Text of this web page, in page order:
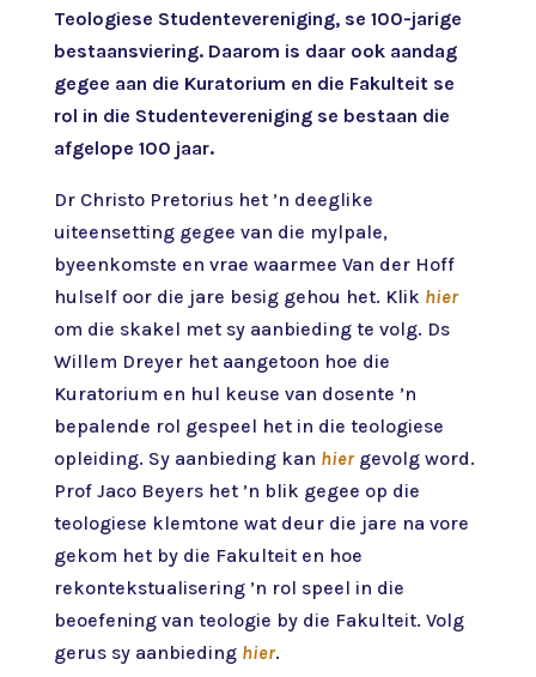
Teologiese Studentevereniging, se 100-jarige
bestaansviering. Daarom is daar ook aandag
gegee aan die Kuratorium en die Fakulteit se
rol in die Studentevereniging se bestaan die
afgelope 100 jaar.
Dr Christo Pretorius het ’n deeglike
uiteensetting gegee van die mylpale,
byeenkomste en vrae waarmee Van der Hoff
hulself oor die jare besig gehou het. Klik hier
om die skakel met sy aanbieding te volg. Ds
Willem Dreyer het aangetoon hoe die
Kuratorium en hul keuse van dosente ’n
bepalende rol gespeel het in die teologiese
opleiding. Sy aanbieding kan hiergevolg word.
Prof Jaco Beyers het ’n blik gegee op die
teologiese klemtone wat deur die jare na vore
gekom het by die Fakulteit en hoe
rekontekstualisering ’n rol speel in die
beoefening van teologie by die Fakulteit. Volg
gerus sy aanbieding hier.